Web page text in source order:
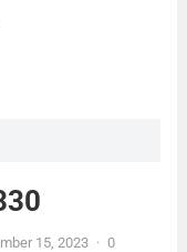
15, 2023 · 0